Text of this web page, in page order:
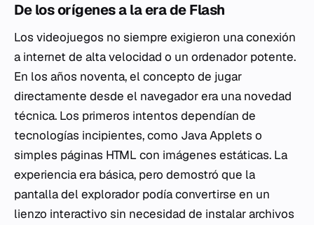
De los orígenes a la era de Flash
Los videojuegos no siempre exigieron una conexión
a internet de alta velocidad o un ordenador potente.
En los años noventa, el concepto de jugar
directamente desde el navegador era una novedad
técnica. Los primeros intentos dependían de
tecnologías incipientes, como Java Applets o
simples páginas HTML con imágenes estáticas. La
experiencia era básica, pero demostró que la
pantalla del explorador podía convertirse en un
lienzo interactivo sin necesidad de instalar archivos